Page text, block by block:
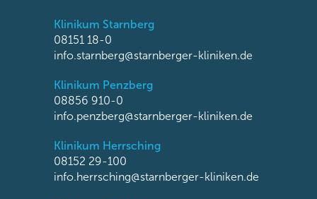
Klinikum Starnberg
08151 18-0
info.starnberg@starnberger-kliniken.de
Klinikum Penzberg
08856 910-0
info.penzberg@starnberger-kliniken.de
Klinikum Herrsching
08152 29-100
info.herrsching@starnberger-kliniken.de